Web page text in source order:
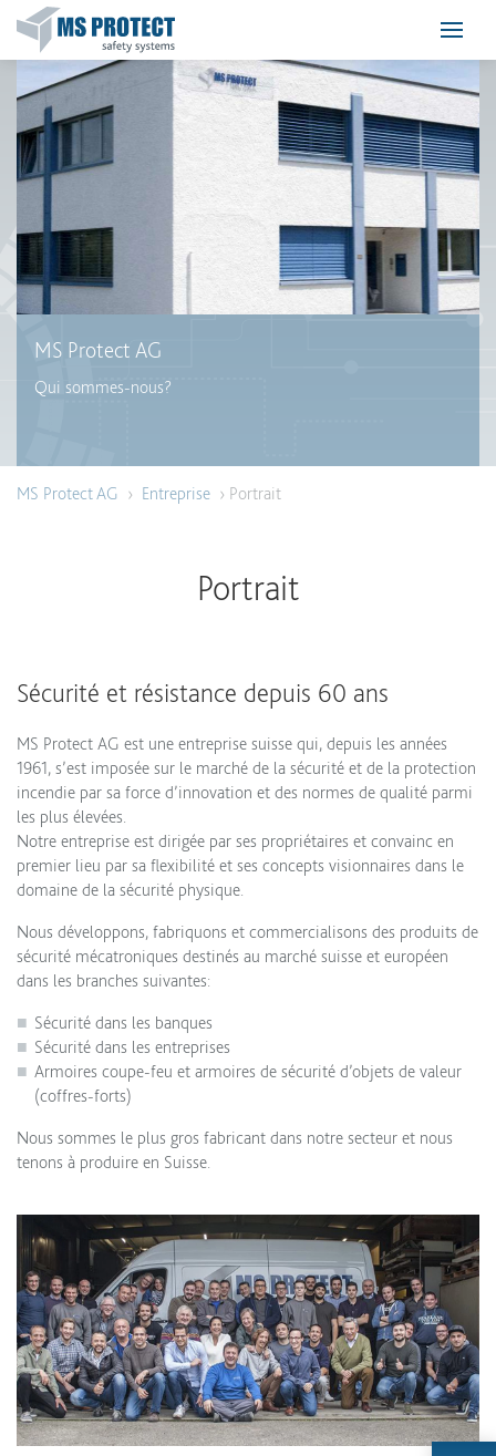
MS Protect AG
Qui sommes-nous?
MS Protect AG › Entreprise › Portrait
Portrait
Sécurité et résistance depuis 60 ans
MS Protect AG est une entreprise suisse qui, depuis les années
1961, s’est imposée sur le marché de la sécurité et de la protection
incendie par sa force d’innovation et des normes de qualité parmi
les plus élevées.
Notre entreprise est dirigée par ses propriétaires et convainc en
premier lieu par sa flexibilité et ses concepts visionnaires dans le
domaine de la sécurité physique.
Nous développons, fabriquons et commercialisons des produits de
sécurité mécatroniques destinés au marché suisse et européen
dans les branches suivantes:
Sécurité dans les banques
Sécurité dans les entreprises
Armoires coupe-feu et armoires de sécurité d’objets de valeur
(coffres-forts)
Nous sommes le plus gros fabricant dans notre secteur et nous
tenons à produire en Suisse.